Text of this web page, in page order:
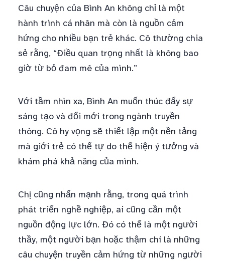
Câu chuyện của Bình An không chỉ là một
hành trình cá nhân mà còn là nguồn cảm
hứng cho nhiều bạn trẻ khác. Cô thường chia
sẻ rằng, “Điều quan trọng nhất là không bao
giờ từ bỏ đam mê của mình.”
Với tầm nhìn xa, Bình An muốn thúc đẩy sự
sáng tạo và đổi mới trong ngành truyền
thông. Cô hy vọng sẽ thiết lập một nền tảng
mà giới trẻ có thể tự do thể hiện ý tưởng và
khám phá khả năng của mình.
Chị cũng nhấn mạnh rằng, trong quá trình
phát triển nghề nghiệp, ai cũng cần một
nguồn động lực lớn. Đó có thể là một người
thầy, một người bạn hoặc thậm chí là những
câu chuyện truyền cảm hứng từ những người